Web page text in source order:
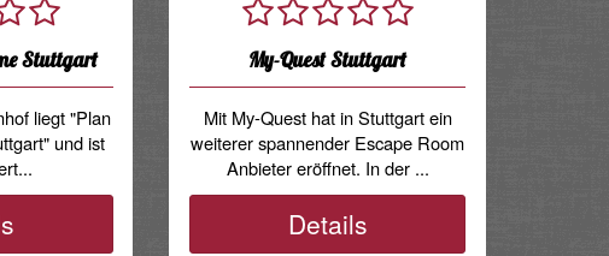
Stuttgart
liegt "Plan
und ist
My-Quest Stuttgart
Mit My-Quest hat in Stuttgart ein
weiterer spannender Escape Room
Anbieter eröffnet. In der ...
Details